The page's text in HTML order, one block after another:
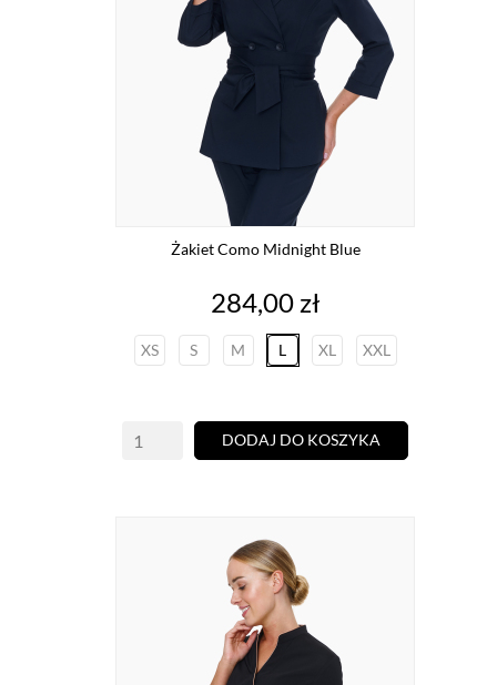
Żakiet Como Midnight Blue
Cena
284,00 zł
XS S M L XL XXL
DODAJ DO KOSZYKA